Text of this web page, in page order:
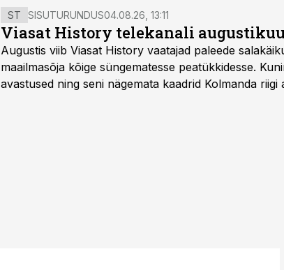
ST SISUTURUNDUS04.08.26, 13:11
Viasat History telekanali
Augustis viib Viasat History vaatajad paleede
maailmasõja kõige süngematesse peatükkidesse.
avastused ning seni nägemata kaadrid Kolmanda